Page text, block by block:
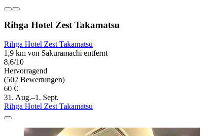
Rihga Hotel Zest Takamatsu
Rihga Hotel Zest Takamatsu
1,9 km von Sakuramachi entfernt
8,6/10
Hervorragend
(502 Bewertungen)
60 €
31. Aug.–1. Sept.
Rihga Hotel Zest Takamatsu